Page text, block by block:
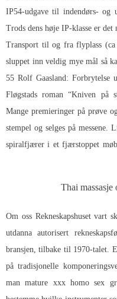
IP54-udgave til indendørs- og
Trods dens høje IP-klasse er
Transport til og fra flyplass
sluppet inn veldig mye mål så
55 Rolf Gaasland: Forbrytelse
Fløgstads roman “Kniven på
Mange premieringer på prøve
stempel og selges på messene.
spiralfjærer i et fjærstoppet
Thai
Om oss Rekneskapshuset vart
utdanna autorisert
bransjen, tilbake til 1970-talet.
på tradisjonelle
man mature xxx homo sex